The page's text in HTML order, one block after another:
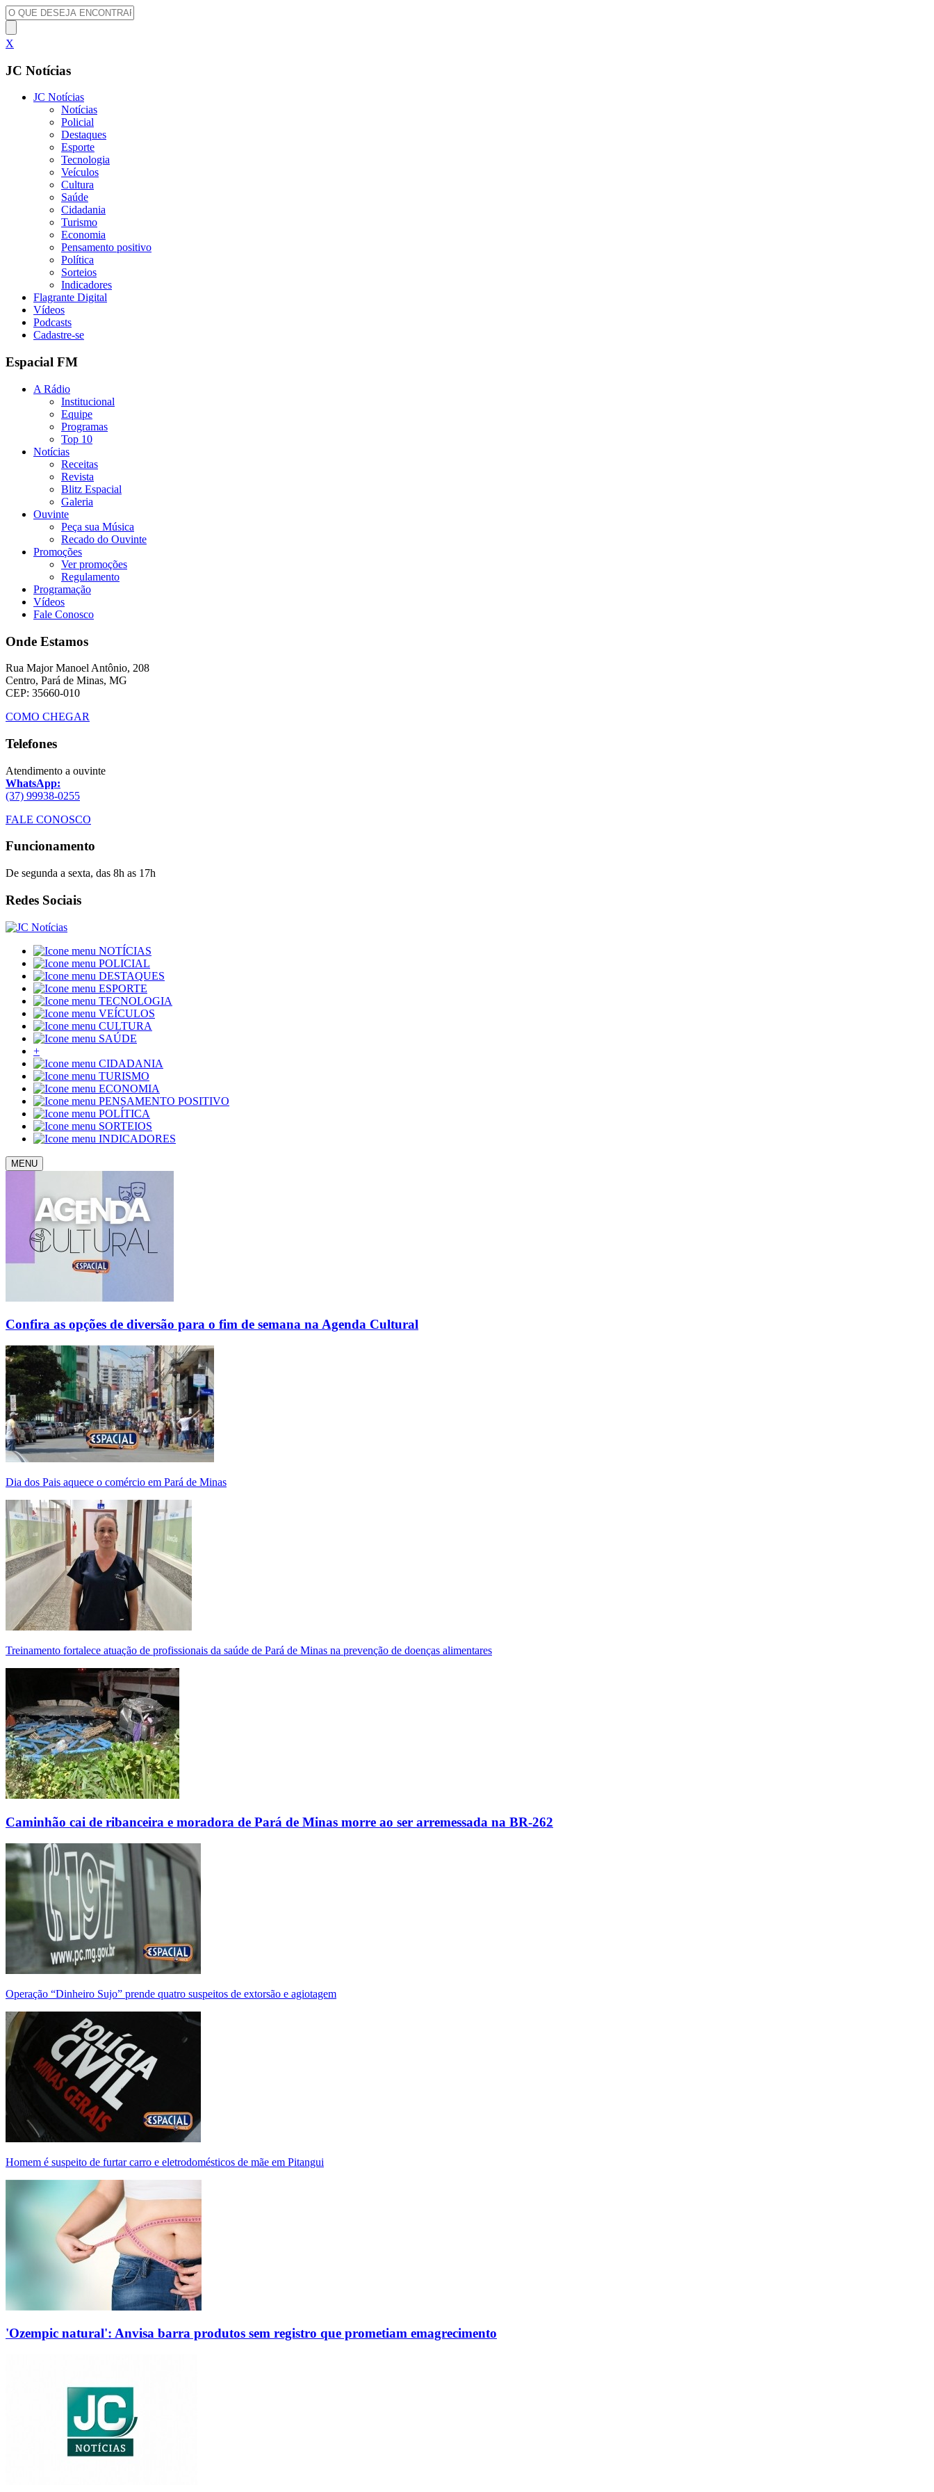
X
JC Notícias
JC Notícias
Notícias
Policial
Destaques
Esporte
Tecnologia
Veículos
Cultura
Saúde
Cidadania
Turismo
Economia
Pensamento positivo
Política
Sorteios
Indicadores
Flagrante Digital
Vídeos
Podcasts
Cadastre-se
Espacial FM
A Rádio
Institucional
Equipe
Programas
Top 10
Notícias
Receitas
Revista
Blitz Espacial
Galeria
Ouvinte
Peça sua Música
Recado do Ouvinte
Promoções
Ver promoções
Regulamento
Programação
Vídeos
Fale Conosco
Onde Estamos
Rua Major Manoel Antônio, 208
Centro, Pará de Minas, MG
CEP: 35660-010
COMO CHEGAR
Telefones
Atendimento a ouvinte
WhatsApp:
(37) 99938-0255
FALE CONOSCO
Funcionamento
De segunda a sexta, das 8h as 17h
Redes Sociais
NOTÍCIAS
POLICIAL
DESTAQUES
ESPORTE
TECNOLOGIA
VEÍCULOS
CULTURA
SAÚDE
+
CIDADANIA
TURISMO
ECONOMIA
PENSAMENTO POSITIVO
POLÍTICA
SORTEIOS
INDICADORES
MENU
Confira as opções de diversão para o fim de semana na Agenda Cultural
Dia dos Pais aquece o comércio em Pará de Minas
Treinamento fortalece atuação de profissionais da saúde de Pará de Minas na prevenção de doenças alimentares
Caminhão cai de ribanceira e moradora de Pará de Minas morre ao ser arremessada na BR-262
Operação “Dinheiro Sujo” prende quatro suspeitos de extorsão e agiotagem
Homem é suspeito de furtar carro e eletrodomésticos de mãe em Pitangui
'Ozempic natural': Anvisa barra produtos sem registro que prometiam emagrecimento